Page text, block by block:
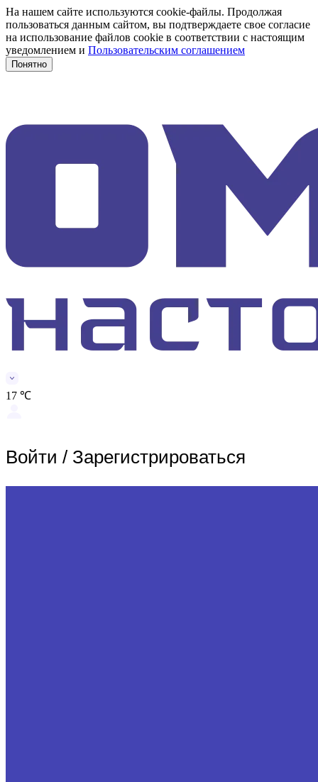
На нашем сайте используются cookie-файлы. Продолжая
пользоваться данным сайтом, вы подтверждаете свое согласие
на использование файлов cookie в соответствии с настоящим
уведомлением и Пользовательским соглашением
Понятно
17 ℃
Войти / Зарегистрироваться